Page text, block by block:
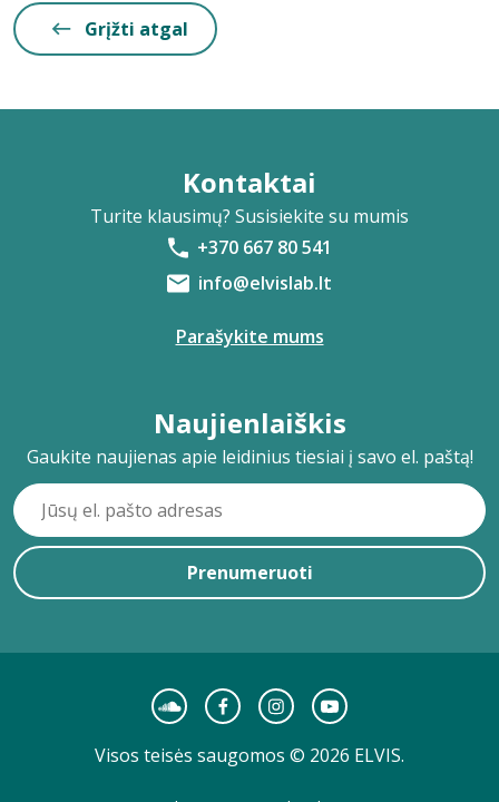
Grįžti atgal
Kontaktai
Turite klausimų? Susisiekite su mumis
+370 667 80 541
info@elvislab.lt
Parašykite mums
Naujienlaiškis
Gaukite naujienas apie leidinius tiesiai į savo el. paštą!
Prenumeruoti
Visos teisės saugomos © 2026 ELVIS.